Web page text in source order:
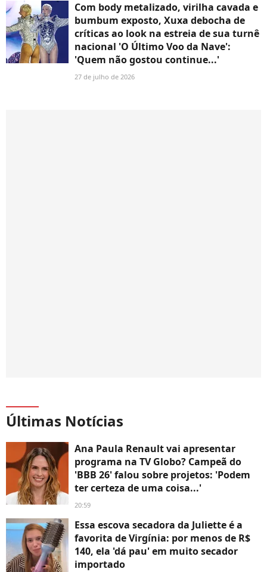
Com body metalizado, virilha cavada e
bumbum exposto, Xuxa debocha de
críticas ao look na estreia de sua turnê
nacional 'O Último Voo da Nave':
'Quem não gostou continue...'
27 de julho de 2026
Últimas Notícias
Ana Paula Renault vai apresentar
programa na TV Globo? Campeã do
'BBB 26' falou sobre projetos: 'Podem
ter certeza de uma coisa...'
20:59
Essa escova secadora da Juliette é a
favorita de Virgínia: por menos de R$
140, ela 'dá pau' em muito secador
importado